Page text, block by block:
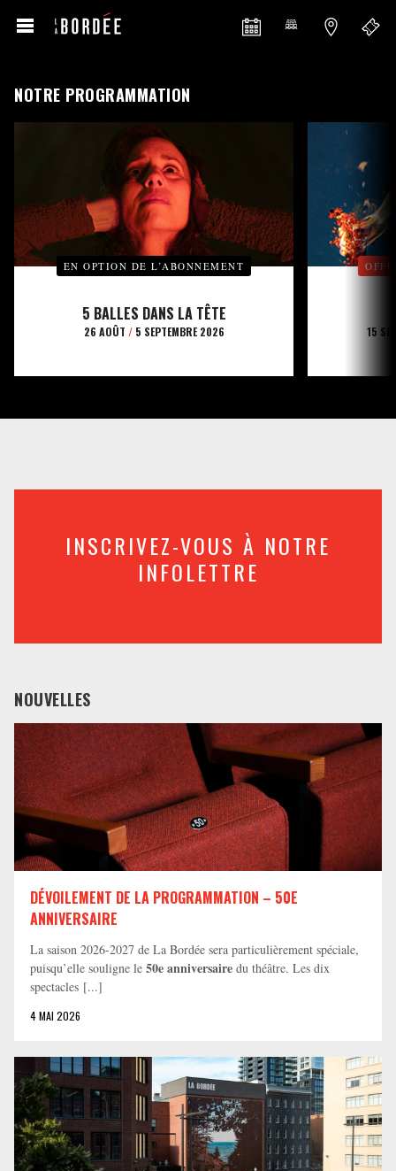
NOTRE PROGRAMMATION
EN OPTION DE L’ABONNEMENT
5 BALLES DANS LA TÊTE
26 AOÛT /5 SEPTEMBRE 2026 15
INSCRIVEZ-VOUS À NOTRE
INFOLETTRE
NOUVELLES
DÉVOILEMENT DE LA PROGRAMMATION – 50E
ANNIVERSAIRE
La saison 2026-2027 de La Bordée sera particulièrement spéciale,
puisqu’elle souligne le 50e anniversaire du théâtre. Les dix
spectacles [...]
4 MAI 2026